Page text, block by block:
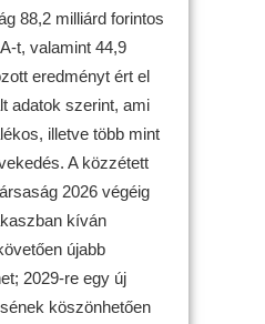
88,2 milliárd forintos
t, valamint 44,9
eredményt ért el
adatok szerint, ami
illetve több mint
A közzétett
2026 végéig
kíván
újabb
2029-re egy új
köszönhetően